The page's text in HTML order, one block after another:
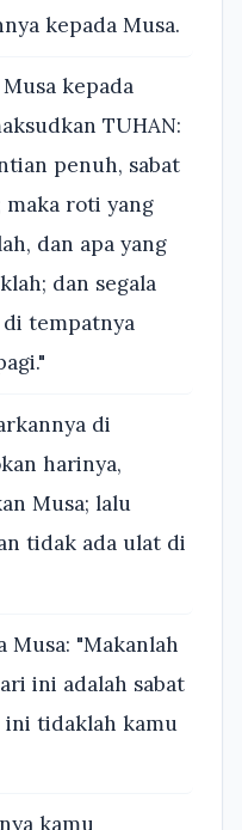
kepada Musa.
kepada
TUHAN:
penuh, sabat
maka roti yang
dan apa yang
dan segala
tempatnya
di
harinya,
Musa; lalu
tidak ada ulat di
Musa: "Makanlah
ini adalah sabat
ini tidaklah kamu
kamu